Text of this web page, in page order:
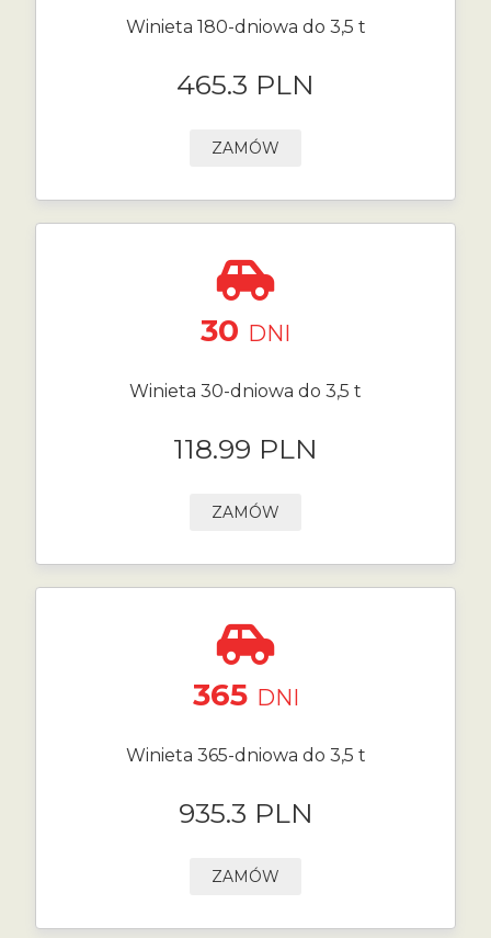
Winieta 180-dniowa do 3,5 t
465.3 PLN
ZAMÓW
30 DNI
Winieta 30-dniowa do 3,5 t
118.99 PLN
ZAMÓW
365 DNI
Winieta 365-dniowa do 3,5 t
935.3 PLN
ZAMÓW